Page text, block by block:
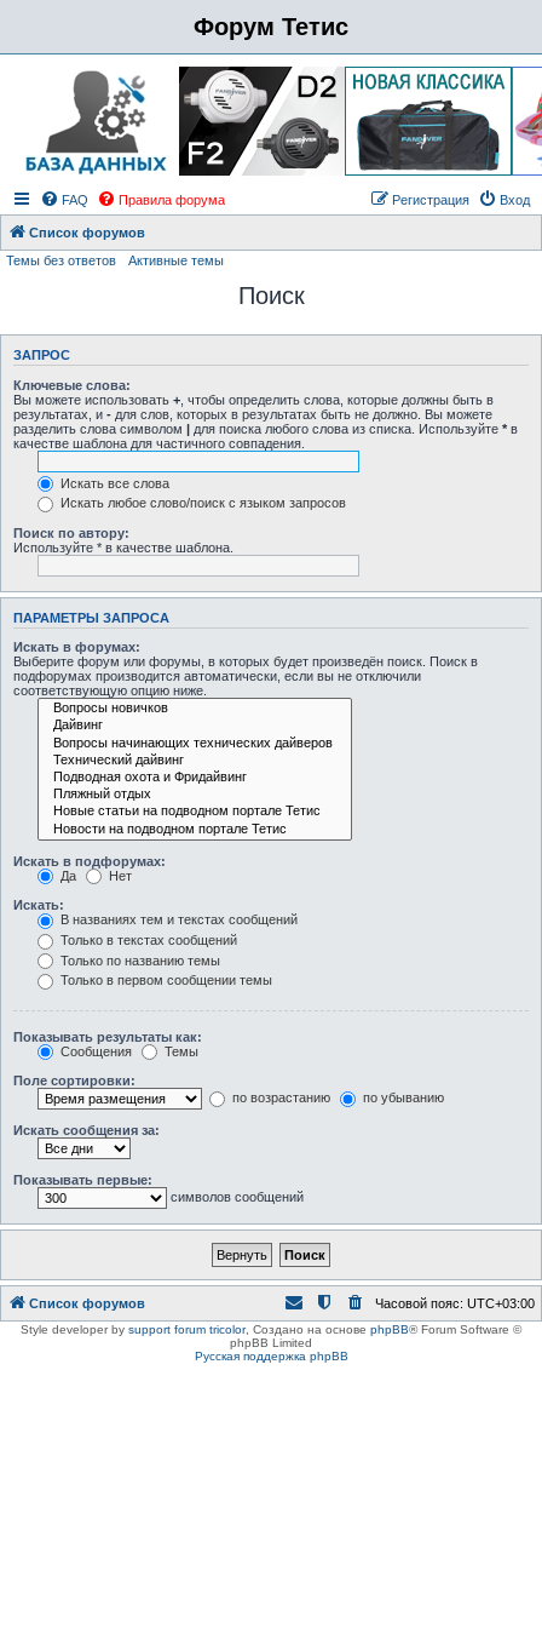
Форум Тетис
FAQ Правила форума Вход
Регистрация
Список форумов
Темы без ответов
Активные темы
Поиск
ЗАПРОС
Ключевые слова:
Вы можете использовать + , чтобы определить слова, которые должны быть в
результатах, и - для слов, которых в результатах быть не должно. Вы можете
разделить слова символом | для поиска любого слова из списка. Используйте * в
качестве шаблона для частичного совпадения.
Искать все слова
Искать любое слово/поиск с языком запросов
Поиск по автору:
Используйте * в качестве шаблона.
ПАРАМЕТРЫ ЗАПРОСА
Искать в форумах:
Выберите форум или форумы, в которых будет произведён поиск. Поиск в
подфорумах производится автоматически, если вы не отключили
соответствующую опцию ниже.
Искать в подфорумах:
Да
Нет
Искать:
В названиях тем и текстах сообщений
Только в текстах сообщений
Только по названию темы
Только в первом сообщении темы
Показывать результаты как:
Сообщения
Темы
Поле сортировки:
по возрастанию
по убыванию
Искать сообщения за:
Показывать первые:
символов сообщений
Список форумов Часовой пояс: UTC+03:00
Style developer by support forum tricolor, Создано на основе phpBB® Forum Software ©
phpBB Limited
Русская поддержка phpBB